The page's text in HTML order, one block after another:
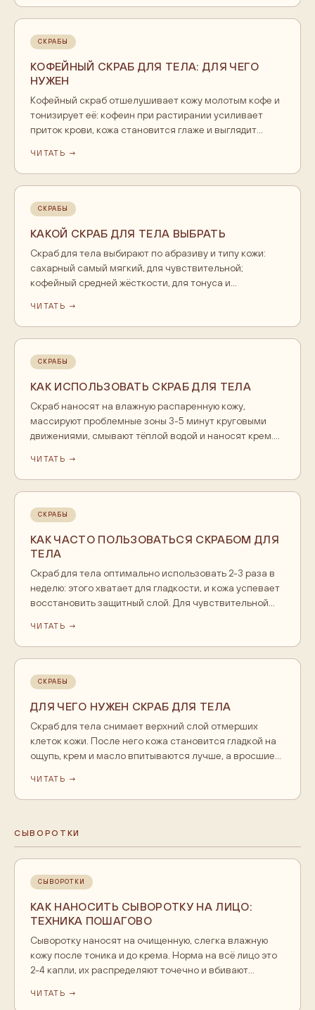
оставляют на пару минут и смывают. Для лица ни тот
ни другой не подходят, там нужен отдельный мягкий
скраб.
СКРАБЫ
КОФЕЙНЫЙ СКРАБ ДЛЯ ТЕЛА: ДЛЯ ЧЕГО
НУЖЕН
Кофейный скраб отшелушивает кожу молотым кофе и
тонизирует её: кофеин при растирании усиливает
приток крови, кожа становится глаже и выглядит
антицеллюлитного ухода и бодрящих утренних
процедур.
ЧИТАТЬ →
СКРАБЫ
КАКОЙ СКРАБ ДЛЯ ТЕЛА ВЫБРАТЬ
Скраб для тела выбирают по абразиву и типу кожи:
сахарный самый мягкий, для чувствительной;
кофейный средней жёсткости, для тонуса и
локтей. Важна и масляная база, чтобы кожа не
пересыхала.
ЧИТАТЬ →
СКРАБЫ
КАК ИСПОЛЬЗОВАТЬ СКРАБ ДЛЯ ТЕЛА
Скраб наносят на влажную распаренную кожу,
массируют проблемные зоны 3-5 минут круговыми
движениями, смывают тёплой водой и наносят крем.
сильным нажимом не стоит: будут микроцарапины.
ЧИТАТЬ →
СКРАБЫ
КАК ЧАСТО ПОЛЬЗОВАТЬСЯ СКРАБОМ ДЛЯ
ТЕЛА
Скраб для тела оптимально использовать 2-3 раза в
неделю: этого хватает для гладкости, и кожа успевает
восстановить защитный слой. Для чувствительной
трёх. Чаще - риск раздражения и микроцарапин.
ЧИТАТЬ →
СКРАБЫ
ДЛЯ ЧЕГО НУЖЕН СКРАБ ДЛЯ ТЕЛА
Скраб для тела снимает верхний слой отмерших
клеток кожи. После него кожа становится гладкой на
ощупь, крем и масло впитываются лучше, а вросшие
нужен 1-2 раза в неделю, не чаще. Сухой и
чувствительной коже подходит мягкий сахарный или
солевой.
ЧИТАТЬ →
СЫВОРОТКИ
СЫВОРОТКИ
КАК НАНОСИТЬ СЫВОРОТКУ НА ЛИЦО:
ТЕХНИКА ПОШАГОВО
Сыворотку наносят на очищенную, слегка влажную
кожу после тоника и до крема. Норма на всё лицо это
2-4 капли, их распределяют точечно и вбивают
Порядок слоёв идёт от тонкого к плотному: тоник,
ЧИТАТЬ →